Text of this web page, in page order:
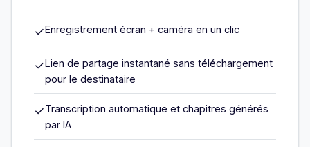
✓Enregistrement écran + caméra en un clic
✓Lien de partage instantané sans téléchargement
pour le destinataire
✓Transcription automatique et chapitres générés
par IA